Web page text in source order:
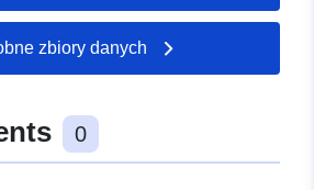
50.0964 ], [ 7.15235,
50.0964 ], [ 7.15235,
http://data.europa.eu/88u/dataset/
zbiory danych
0